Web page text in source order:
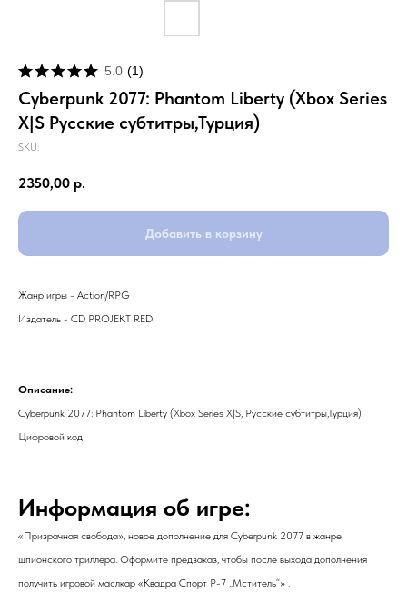
5.0 (1)
Cyberpunk 2077: Phantom Liberty (Xbox Series
X|S Русские субтитры,Турция)
SKU:
2350,00 р.
Добавить в корзину
Жанр игры - Action/RPG
Издатель - CD PROJEKT RED
Описание:
Cyberpunk 2077: Phantom Liberty (Xbox Series X|S, Русские субтитры,Турция)
Цифровой код
Информация об игре:
«Призрачная свобода», новое дополнение для Cyberpunk 2077 в жанре
шпионского триллера. Оформите предзаказ, чтобы после выхода дополнения
получить игровой маслкар «Квадра Спорт Р-7 „Мститель“» .